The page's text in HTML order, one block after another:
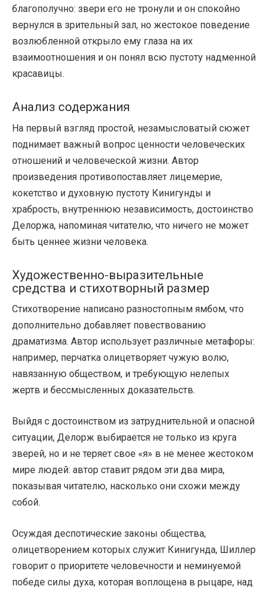
благополучно: звери его не тронули и он спокойно
вернулся в зрительный зал, но жестокое поведение
возлюбленной открыло ему глаза на их
взаимоотношения и он понял всю пустоту надменной
красавицы.
Анализ содержания
На первый взгляд простой, незамысловатый сюжет
поднимает важный вопрос ценности человеческих
отношений и человеческой жизни. Автор
произведения противопоставляет лицемерие,
кокетство и духовную пустоту Кинигунды и
храбрость, внутреннюю независимость, достоинство
Делоржа, напоминая читателю, что ничего не может
быть ценнее жизни человека.
Художественно-выразительные
средства и стихотворный размер
Стихотворение написано разностопным ямбом, что
дополнительно добавляет повествованию
драматизма. Автор использует различные метафоры:
например, перчатка олицетворяет чужую волю,
навязанную обществом, и требующую нелепых
жертв и бессмысленных доказательств.
Выйдя с достоинством из затруднительной и опасной
ситуации, Делорж выбирается не только из круга
зверей, но и не теряет свое «я» в не менее жестоком
мире людей: автор ставит рядом эти два мира,
показывая читателю, насколько они схожи между
собой.
Осуждая деспотические законы общества,
олицетворением которых служит Кинигунда, Шиллер
говорит о приоритете человечности и неминуемой
победе силы духа, которая воплощена в рыцаре, над